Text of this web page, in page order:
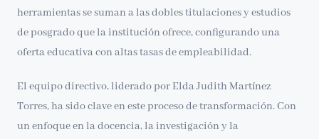
herramientas se suman a las dobles titulaciones y estudios
de posgrado que la institución ofrece, configurando una
oferta educativa con altas tasas de empleabilidad.
El equipo directivo, liderado por Elda Judith Martínez
Torres, ha sido clave en este proceso de transformación. Con
un enfoque en la docencia, la investigación y la